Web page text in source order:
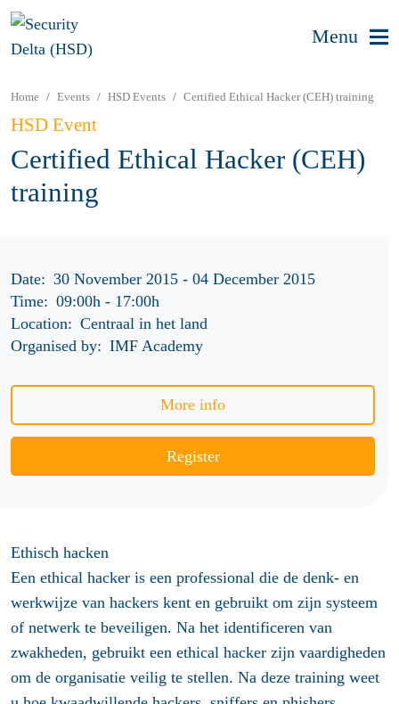
Menu
Home Events HSD Events Certified Ethical Hacker (CEH) training
HSD Event
Certified Ethical Hacker (CEH)
training
Date: 30 November 2015 - 04 December 2015
Time: 09:00h- 17:00h
Location: Centraal in het land
Organised by: IMF Academy
More info
Register
Ethisch hacken
Een ethical hacker is een professional die de denk- en
werkwijze van hackers kent en gebruikt om zijn systeem
of netwerk te beveiligen. Na het identificeren van
zwakheden, gebruikt een ethical hacker zijn vaardigheden
om de organisatie veilig te stellen. Na deze training weet